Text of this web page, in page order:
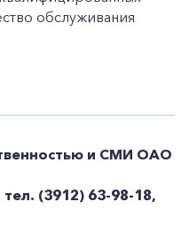
обслуживания
и СМИ ОАО
(3912) 63-98-18,